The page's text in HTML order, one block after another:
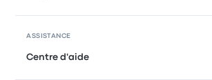
ASSISTANCE
Centre d'aide